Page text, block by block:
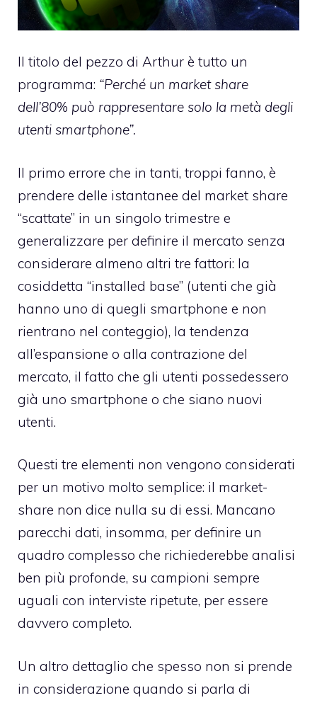
Il titolo del pezzo di Arthur è tutto un
programma: “Perché un market share
dell’80% può rappresentare solo la metà degli
utenti smartphone”.
Il primo errore che in tanti, troppi fanno, è
prendere delle istantanee del market share
“scattate” in un singolo trimestre e
generalizzare per definire il mercato senza
considerare almeno altri tre fattori: la
cosiddetta “installed base” (utenti che già
hanno uno di quegli smartphone e non
rientrano nel conteggio), la tendenza
all’espansione o alla contrazione del
mercato, il fatto che gli utenti possedessero
già uno smartphone o che siano nuovi
utenti.
Questi tre elementi non vengono considerati
per un motivo molto semplice: il market-
share non dice nulla su di essi. Mancano
parecchi dati, insomma, per definire un
quadro complesso che richiederebbe analisi
ben più profonde, su campioni sempre
uguali con interviste ripetute, per essere
davvero completo.
Un altro dettaglio che spesso non si prende
in considerazione quando si parla di